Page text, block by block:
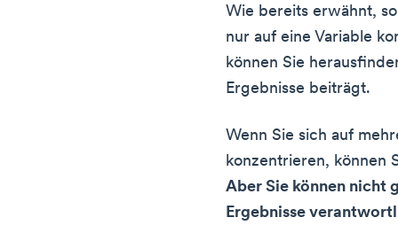
Wie bereits erwähnt,
nur auf eine Variable
können Sie
Ergebnisse beiträgt.
Wenn Sie sich auf
konzentrieren, können
Aber Sie können nicht
Ergebnisse